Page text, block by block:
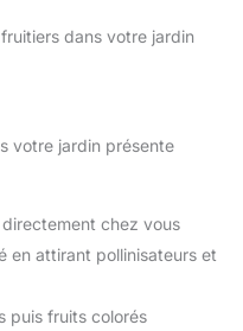
dans votre jardin
votre jardin présente
chez vous
en attirant pollinisateurs et
puis fruits colorés